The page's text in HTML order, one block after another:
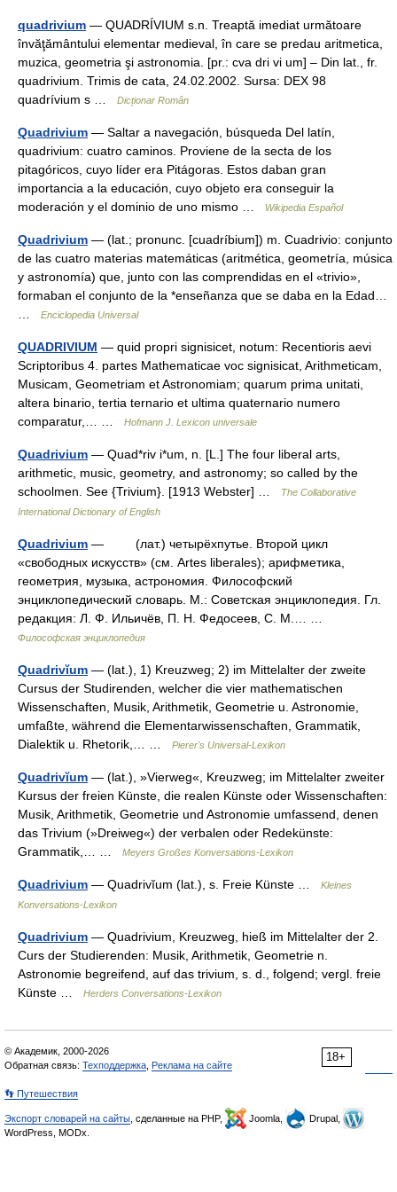
quadrivium — QUADRÍVIUM s.n. Treaptă imediat următoare
învăţământului elementar medieval, în care se predau aritmetica,
muzica, geometria şi astronomia. [pr.: cva dri vi um] – Din lat., fr.
quadrivium. Trimis de cata, 24.02.2002. Sursa: DEX 98
quadrívium s …
Dicționar Român
Quadrivium — Saltar a navegación, búsqueda Del latín,
quadrivium: cuatro caminos. Proviene de la secta de los
pitagóricos, cuyo líder era Pitágoras. Estos daban gran
importancia a la educación, cuyo objeto era conseguir la
moderación y el dominio de uno mismo …
Wikipedia Español
Quadrivium — (lat.; pronunc. [cuadríbium]) m. Cuadrivio: conjunto
de las cuatro materias matemáticas (aritmética, geometría, música
y astronomía) que, junto con las comprendidas en el «trivio»,
formaban el conjunto de la *enseñanza que se daba en la Edad…
Enciclopedia Universal
QUADRIVIUM — quid propri signisicet, notum: Recentioris aevi
Scriptoribus 4. partes Mathematicae voc signisicat, Arithmeticam,
Musicam, Geometriam et Astronomiam; quarum prima unitati,
altera binario, tertia ternario et ultima quaternario numero
comparatur,… …
Hofmann J. Lexicon universale
Quadrivium — Quad*riv i*um, n. [L.] The four liberal arts,
arithmetic, music, geometry, and astronomy; so called by the
schoolmen. See {Trivium}. [1913 Webster] …
The Collaborative
International Dictionary of English
Quadrivium — (лат.) четырёхпутье. Второй цикл
«свободных искусств» (см. Artes liberales); арифметика,
геометрия, музыка, астрономия. Философский
энциклопедический словарь. М.: Советская энциклопедия. Гл.
редакция: Л. Ф. Ильичёв, П. Н. Федосеев, С. М.… …
Философская энциклопедия
Quadrivĭum — (lat.), 1) Kreuzweg; 2) im Mittelalter der zweite
Cursus der Studirenden, welcher die vier mathematischen
Wissenschaften, Musik, Arithmetik, Geometrie u. Astronomie,
umfaßte, während die Elementarwissenschaften, Grammatik,
Dialektik u. Rhetorik,… …
Pierer's Universal-Lexikon
Quadrivĭum — (lat.), »Vierweg«, Kreuzweg; im Mittelalter zweiter
Kursus der freien Künste, die realen Künste oder Wissenschaften:
Musik, Arithmetik, Geometrie und Astronomie umfassend, denen
das Trivium (»Dreiweg«) der verbalen oder Redekünste:
Grammatik,… …
Meyers Großes Konversations-Lexikon
Quadrivium — Quadrivĭum (lat.), s. Freie Künste …
Kleines
Konversations-Lexikon
Quadrivium — Quadrivium, Kreuzweg, hieß im Mittelalter der 2.
Curs der Studierenden: Musik, Arithmetik, Geometrie n.
Astronomie begreifend, auf das trivium, s. d., folgend; vergl. freie
Künste …
Herders Conversations-Lexikon
18+
© Академик, 2000-2026
Обратная связь: Техподдержка Реклама на сайте
👣 Путешествия
Экспорт словарей на сайты , сделанные на PHP, Joomla,
Drupal,
WordPress, MODx.